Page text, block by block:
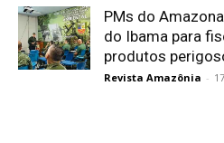
PMs do
do Ibama para
produtos
Revista Amazônia -